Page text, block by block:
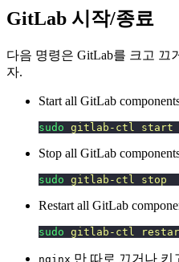
GitLab 시작/종료
다음 명령은 GitLab를 크고 끄
자.
Start all GitLab
sudo gitlab-ctl start
Stop all GitLab
sudo gitlab-ctl stop
Restart all GitLab
sudo gitlab-ctl
nginx 만 따로 끄거나 키